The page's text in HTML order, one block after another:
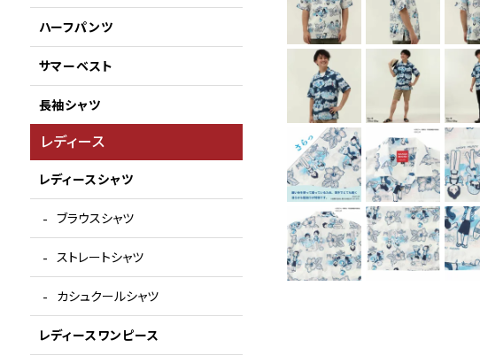
ハーフパンツ
サマーベスト
長袖シャツ
レディース
レディースシャツ
ブラウスシャツ
ストレートシャツ
カシュクールシャツ
レディースワンピース